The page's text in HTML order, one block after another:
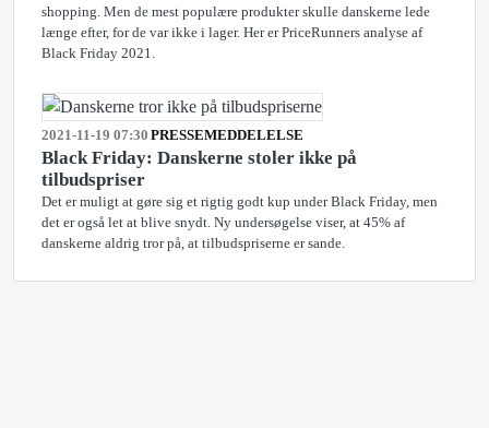
shopping. Men de mest populære produkter skulle danskerne lede
længe efter, for de var ikke i lager. Her er PriceRunners analyse af
Black Friday 2021.
2021-11-19 07:30 PRESSEMEDDELELSE
Black Friday: Danskerne stoler ikke på
tilbudspriser
Det er muligt at gøre sig et rigtig godt kup under Black Friday, men
det er også let at blive snydt. Ny undersøgelse viser, at 45% af
danskerne aldrig tror på, at tilbudspriserne er sande.